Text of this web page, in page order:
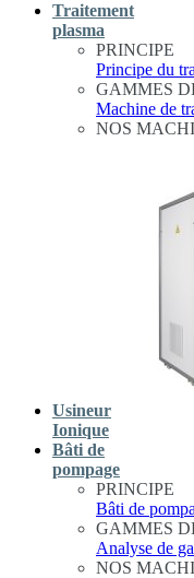
Traitement
plasma
PRINCIPE
Principe du
GAMMES
Machine de
NOS
Usineur
Ionique
Bâti de
pompage
PRINCIPE
Bâti de
GAMMES
Analyse de
NOS